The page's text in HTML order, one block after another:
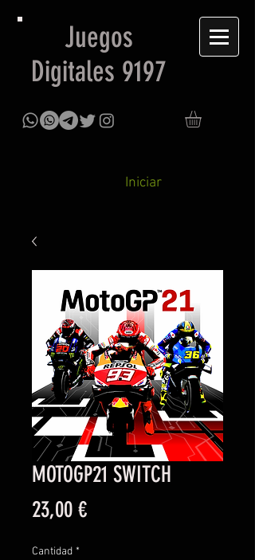
Juegos
Digitales 9197
Iniciar
MOTOGP21 SWITCH
23,00 €Precio
Cantidad *